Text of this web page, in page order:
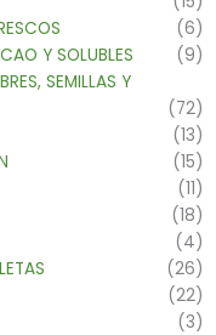
(6)
Y SOLUBLES
(9)
SEMILLAS Y
(72)
(13)
(15)
(11)
(18)
(4)
(26)
(22)
(3)